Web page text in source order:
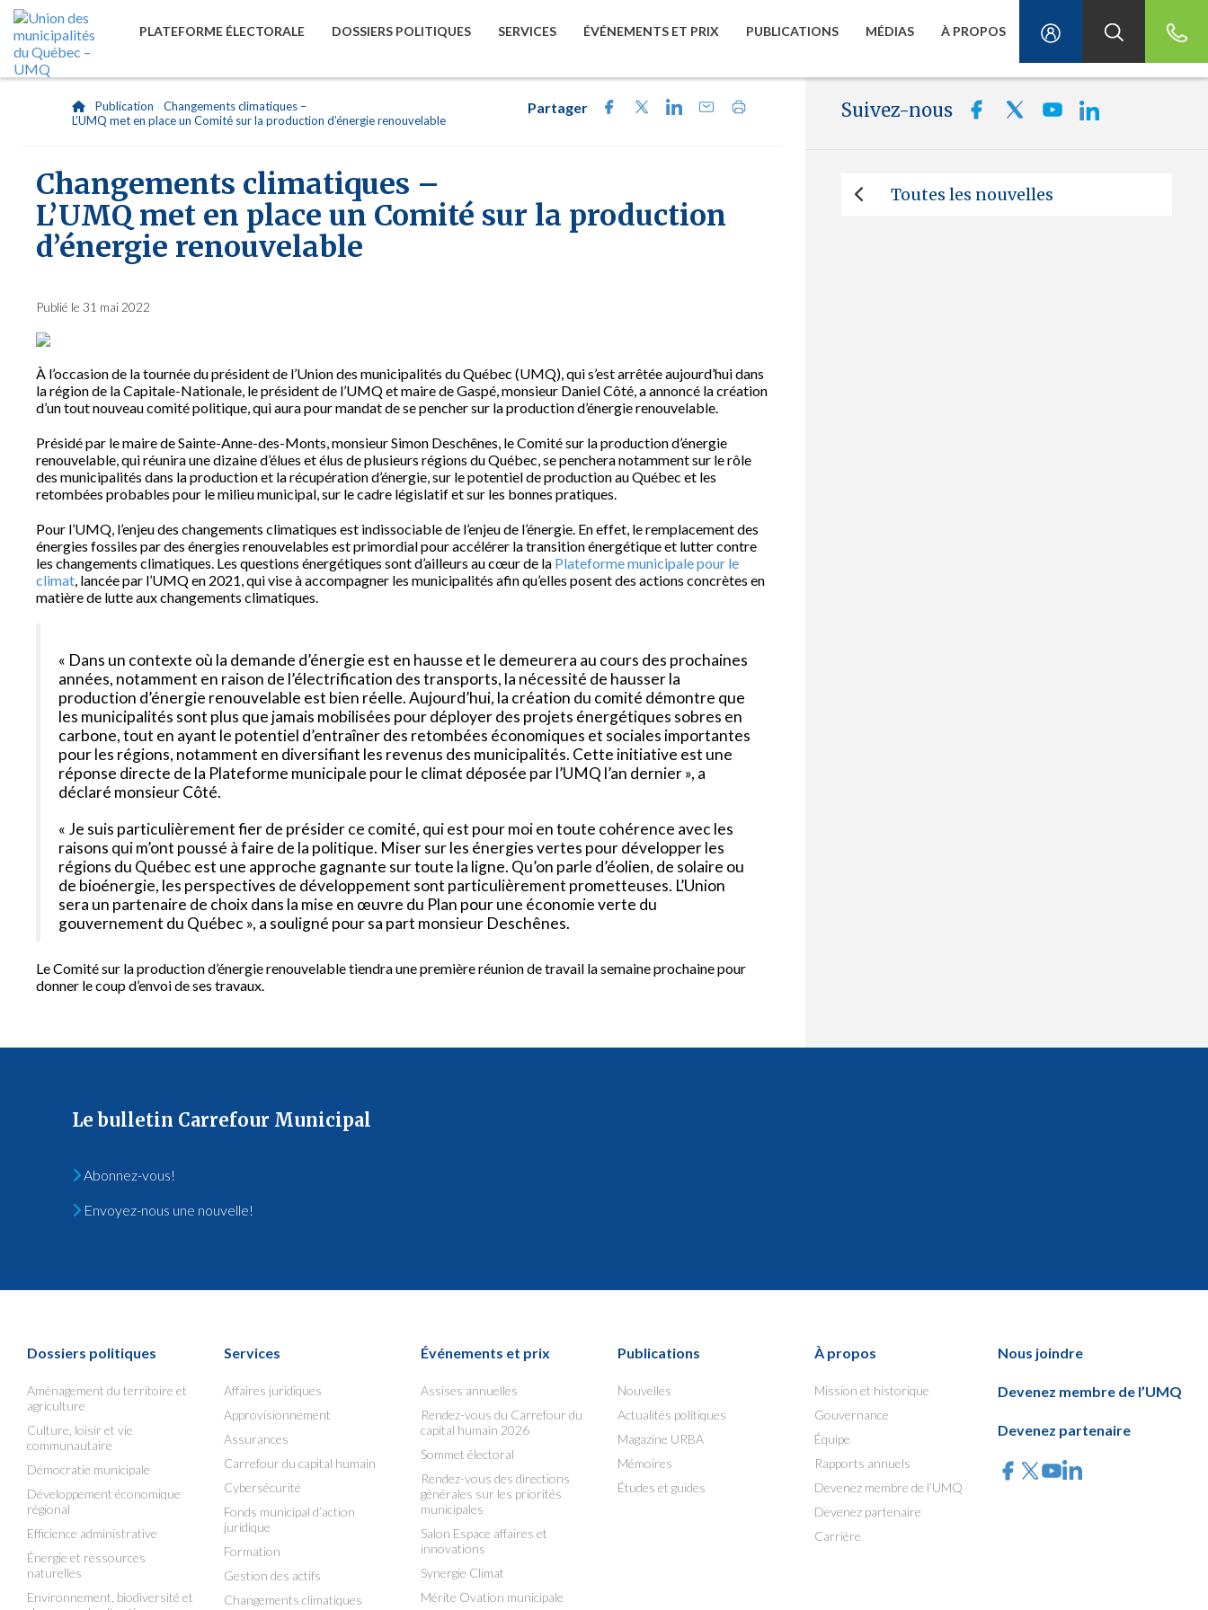
PLATEFORME ÉLECTORALE DOSSIERS POLITIQUES SERVICES ÉVÉNEMENTS ET PRIX PUBLICATIONS MÉDIAS À PROPOS
Publication
Changements climatiques –
L’UMQ met en place un Comité sur la production d’énergie renouvelable
Partager
Changements climatiques –
L’UMQ met en place un Comité sur la production
d’énergie renouvelable
Publié le 31 mai 2022
À l’occasion de la tournée du président de l’Union des municipalités du Québec (UMQ), qui s’est arrêtée aujourd’hui dans
la région de la Capitale-Nationale, le président de l’UMQ et maire de Gaspé, monsieur Daniel Côté, a annoncé la création
d’un tout nouveau comité politique, qui aura pour mandat de se pencher sur la production d’énergie renouvelable.
Présidé par le maire de Sainte-Anne-des-Monts, monsieur Simon Deschênes, le Comité sur la production d’énergie
renouvelable, qui réunira une dizaine d’élues et élus de plusieurs régions du Québec, se penchera notamment sur le rôle
des municipalités dans la production et la récupération d’énergie, sur le potentiel de production au Québec et les
retombées probables pour le milieu municipal, sur le cadre législatif et sur les bonnes pratiques.
Pour l’UMQ, l’enjeu des changements climatiques est indissociable de l’enjeu de l’énergie. En effet, le remplacement des
énergies fossiles par des énergies renouvelables est primordial pour accélérer la transition énergétique et lutter contre
les changements climatiques. Les questions énergétiques sont d’ailleurs au cœur de la Plateforme municipale pour le
climat, lancée par l’UMQ en 2021, qui vise à accompagner les municipalités afin qu’elles posent des actions concrètes en
matière de lutte aux changements climatiques.
« Dans un contexte où la demande d’énergie est en hausse et le demeurera au cours des prochaines
années, notamment en raison de l’électrification des transports, la nécessité de hausser la
production d’énergie renouvelable est bien réelle. Aujourd’hui, la création du comité démontre que
les municipalités sont plus que jamais mobilisées pour déployer des projets énergétiques sobres en
carbone, tout en ayant le potentiel d’entraîner des retombées économiques et sociales importantes
pour les régions, notamment en diversifiant les revenus des municipalités. Cette initiative est une
réponse directe de la Plateforme municipale pour le climat déposée par l’UMQ l’an dernier », a
déclaré monsieur Côté.
« Je suis particulièrement fier de présider ce comité, qui est pour moi en toute cohérence avec les
raisons qui m’ont poussé à faire de la politique. Miser sur les énergies vertes pour développer les
régions du Québec est une approche gagnante sur toute la ligne. Qu’on parle d’éolien, de solaire ou
de bioénergie, les perspectives de développement sont particulièrement prometteuses. L’Union
sera un partenaire de choix dans la mise en œuvre du Plan pour une économie verte du
gouvernement du Québec », a souligné pour sa part monsieur Deschênes.
Le Comité sur la production d’énergie renouvelable tiendra une première réunion de travail la semaine prochaine pour
donner le coup d’envoi de ses travaux.
Suivez-nous
Toutes les nouvelles
Le bulletin Carrefour Municipal
Abonnez-vous!
Envoyez-nous une nouvelle!
Dossiers politiques
Aménagement du territoire et
agriculture
Culture, loisir et vie
communautaire
Démocratie municipale
Développement économique
régional
Efficience administrative
Énergie et ressources
naturelles
Environnement, biodiversité et
Services
Affaires juridiques
Approvisionnement
Assurances
Carrefour du capital humain
Cybersécurité
Fonds municipal d’action
juridique
Formation
Gestion des actifs
Changements climatiques
Événements et prix
Assises annuelles
Rendez-vous du Carrefour du
capital humain 2026
Sommet électoral
Rendez-vous des directions
générales sur les priorités
municipales
Salon Espace affaires et
innovations
Synergie Climat
Mérite Ovation municipale
Publications
Nouvelles
Actualités politiques
Magazine URBA
Mémoires
Études et guides
À propos
Mission et historique
Gouvernance
Équipe
Rapports annuels
Devenez membre de l’UMQ
Devenez partenaire
Carrière
Nous joindre
Devenez membre de l’UMQ
Devenez partenaire